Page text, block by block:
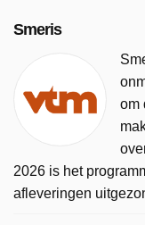
Smeris
om
2026 is het
afleveringen